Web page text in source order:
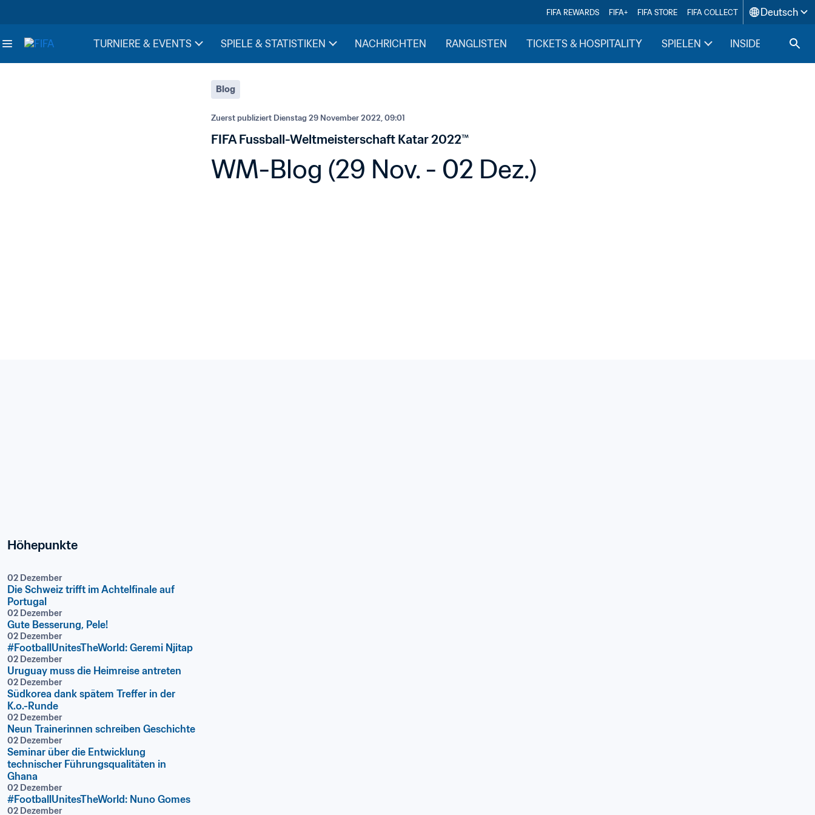
FIFA REWARDS FIFA+ FIFA STORE FIFA COLLECT Deutsch
TURNIERE & EVENTS SPIELE & STATISTIKEN NACHRICHTEN RANGLISTEN TICKETS & HOSPITALITY SPIELEN INSIDE FIFA
Blog
Zuerst publiziert Dienstag 29 November 2022, 09:01
FIFA Fussball-Weltmeisterschaft Katar 2022™
WM-Blog (29 Nov. - 02 Dez.)
Höhepunkte
02 Dezember
Die Schweiz trifft im Achtelfinale auf
Portugal
02 Dezember
Gute Besserung, Pele!﻿
02 Dezember
#FootballUnitesTheWorld: Geremi Njitap
02 Dezember
Uruguay muss die Heimreise antreten
02 Dezember
Südkorea dank spätem Treffer in der
K.o.-Runde
02 Dezember
Neun Trainerinnen schreiben Geschichte
02 Dezember
Seminar über die Entwicklung
technischer Führungsqualitäten in
Ghana
02 Dezember
#FootballUnitesTheWorld: Nuno Gomes
02 Dezember